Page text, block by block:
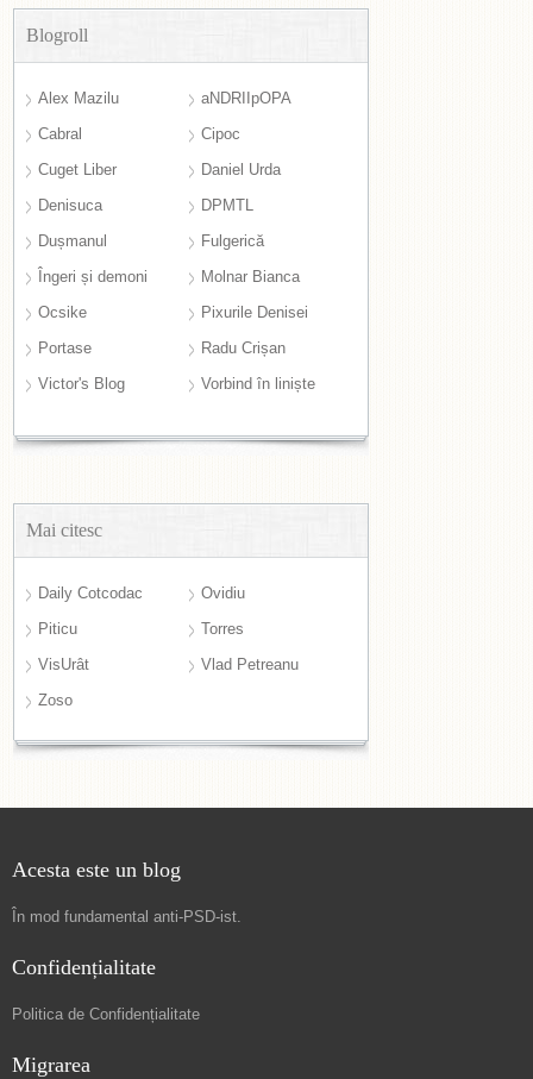
Blogroll
Alex Mazilu
aNDRIIpOPA
Cabral
Cipoc
Cuget Liber
Daniel Urda
Denisuca
DPMTL
Dușmanul
Fulgerică
Îngeri și demoni
Molnar Bianca
Ocsike
Pixurile Denisei
Portase
Radu Crișan
Victor's Blog
Vorbind în liniște
Mai citesc
Daily Cotcodac
Ovidiu
Piticu
Torres
VisUrât
Vlad Petreanu
Zoso
Acesta este un blog
În mod fundamental anti-PSD-ist.
Confidențialitate
Politica de Confidențialitate
Migrarea